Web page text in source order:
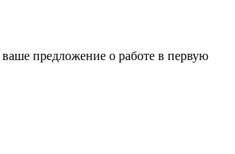
предложение о работе в первую